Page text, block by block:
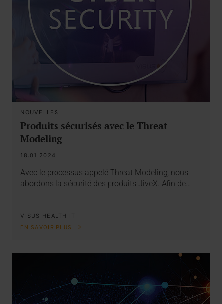
NOUVELLES
Produits sécurisés avec le Threat
Modeling
18.01.2024
Avec le processus appelé Threat Modeling, nous
abordons la sécurité des produits JiveX. Afin de…
VISUS HEALTH IT
EN SAVOIR PLUS